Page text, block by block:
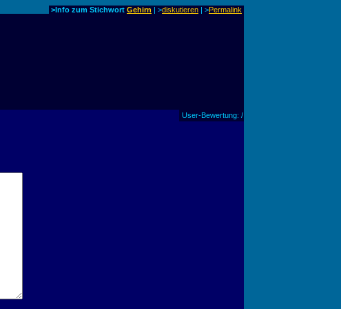
>Info zum Stichwort Gehirn | >diskutieren | >Permalink
User-Bewertung: /